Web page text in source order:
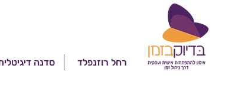
רחל רוזנפלד סדנה